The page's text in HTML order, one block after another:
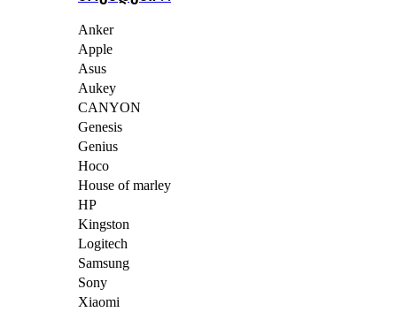
Anker
Apple
Asus
Aukey
CANYON
Genesis
Genius
Hoco
House of marley
HP
Kingston
Logitech
Samsung
Sony
Xiaomi